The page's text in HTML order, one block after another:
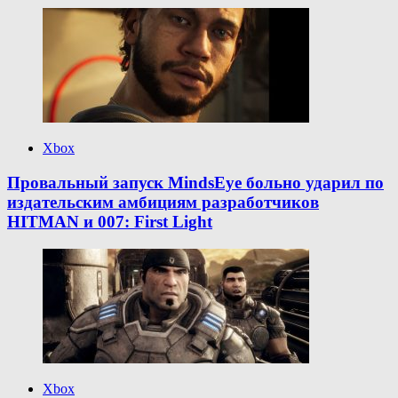
Xbox
Провальный запуск MindsEye больно ударил по
издательским амбициям разработчиков
HITMAN и 007: First Light
Xbox